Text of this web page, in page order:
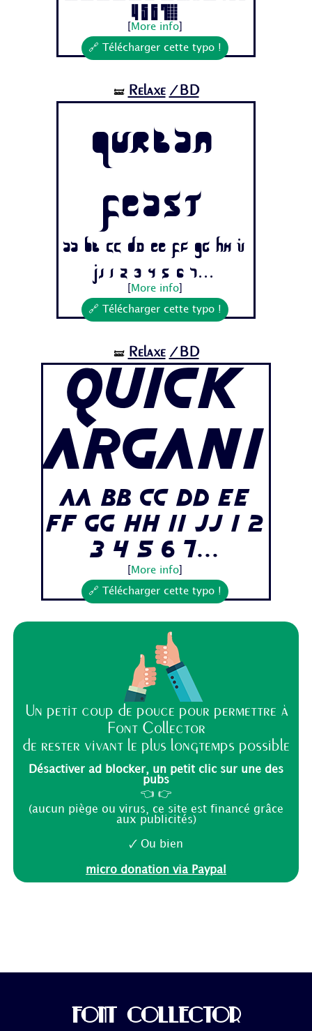
4 5 6 7...
More info]
🔗 Télécharger cette typo !
🝛 Relaxe /BD
Qurban
Feast
Aa Bb Cc Dd Ee Ff Gg Hh Ii
Jj 1 2 3 4 5 6 7...
More info]
🔗 Télécharger cette typo !
🝛 Relaxe /BD
Quick
Argani
Aa Bb Cc Dd Ee
Ff Gg Hh Ii Jj 1 2
3 4 5 6 7...
More info]
🔗 Télécharger cette typo !
Un petit coup de pouce pour permettre à
Font Collector
de rester vivant le plus longtemps possible
Désactiver ad blocker, un petit clic sur une des
pubs
👈 👉
(aucun piège ou virus, ce site est financé grâce
aux publicités)
🗸 Ou bien
micro donation via Paypal
FONT COLLECTOR